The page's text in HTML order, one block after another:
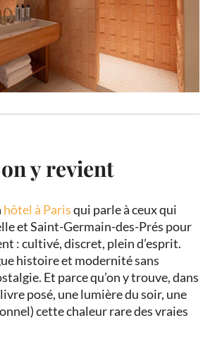
y revient
hôtel à Parisqui parle à ceux qui
et Saint-Germain-des-Prés pour
: cultivé, discret, plein d’esprit.
histoire et modernité sans
Et parce qu’on y trouve, dans
posé, une lumière du soir, une
cette chaleur rare des vraies